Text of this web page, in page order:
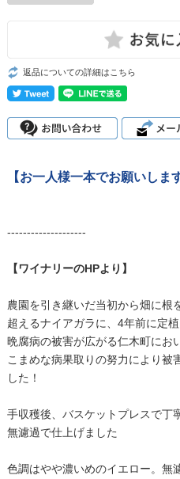
返品についての詳細はこちら
【お一人様一本でお願いしま
--------------------
【ワイナリーのHPより】
農園を引き継いだ当初から畑に根
超えるナイアガラに、4年前に定
晩腐病の被害が広がる仁木町にお
こまめな病果取りの努力により被
した！
手収穫後、バスケットプレスで丁
無濾過で仕上げました
色調はやや濃いめのイエロー。無